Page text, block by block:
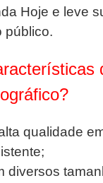
Hoje e leve
público.
qualidade
diversos